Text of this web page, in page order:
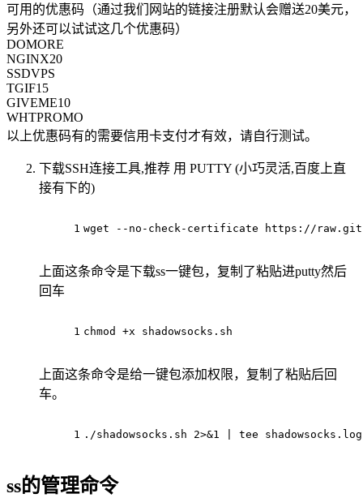
可用的优惠码（通过我们网站的链接注册默认会赠送20美元，
另外还可以试试这几个优惠码）
DOMORE
NGINX20
SSDVPS
TGIF15
GIVEME10
WHTPROMO
以上优惠码有的需要信用卡支付才有效，请自行测试。
下载SSH连接工具,推荐 用 PUTTY (小巧灵活,百度上直
接有下的)
1 wget --no-check-certificate https://
上面这条命令是下载ss一键包，复制了粘贴进putty然后
回车
1 chmod +x shadowsocks.sh
上面这条命令是给一键包添加权限，复制了粘贴后回
车。
1 ./shadowsocks.sh 2>&1 | tee shadowsocks.log
ss的管理命令